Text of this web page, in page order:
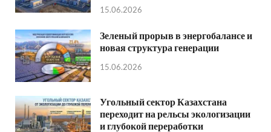
15.06.2026
Зеленый прорыв в энергобалансе и
новая структура генерации
15.06.2026
Угольный сектор Казахстана
переходит на рельсы экологизации
и глубокой переработки